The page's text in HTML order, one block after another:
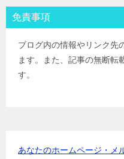
岡三証券IPOﾙｰﾙ
ＧＭＯクリック証券
アイザワ証券IPOﾙｰﾙ
むさし証券
IPOﾙｰﾙ
マネックス証券
免責事項
ブログ内の情報やリンク先
ます。また、記事の無断転
す。
あなたのホームページ・メ